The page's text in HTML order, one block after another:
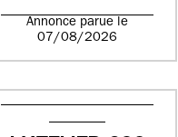
Annonce parue le
07/08/2026